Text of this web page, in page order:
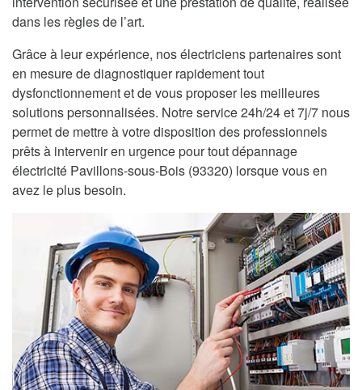
dans les règles de l’art.
Grâce à leur expérience, nos électriciens partenaires sont
en mesure de diagnostiquer rapidement tout
dysfonctionnement et de vous proposer les meilleures
solutions personnalisées. Notre service 24h/24 et 7j/7 nous
permet de mettre à votre disposition des professionnels
prêts à intervenir en urgence pour tout dépannage
électricité Pavillons-sous-Bois (93320) lorsque vous en
avez le plus besoin.